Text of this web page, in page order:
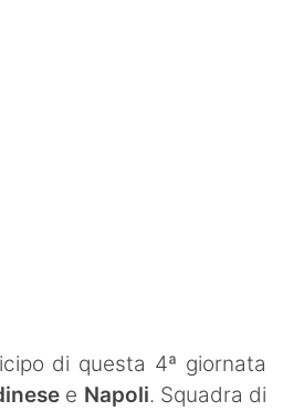
di questa 4ª giornata
e Napoli. Squadra di